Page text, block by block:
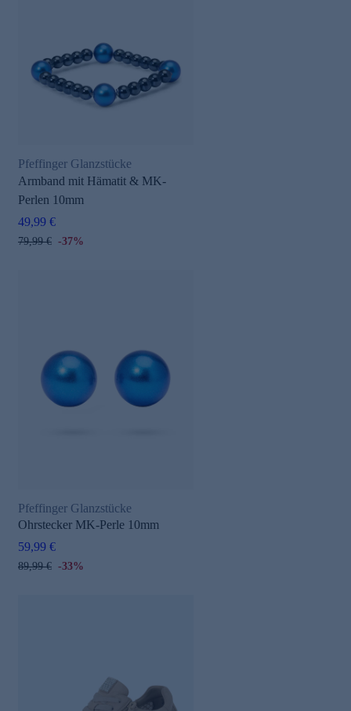
Pfeffinger Glanzstücke
Armband mit Hämatit & MK-
Perlen 10mm
49,99 €
79,99 € -37%
Pfeffinger Glanzstücke
Ohrstecker MK-Perle 10mm
59,99 €
89,99 € -33%